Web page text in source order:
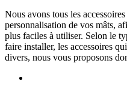
Nous avons tous les
personnalisation de vos mâts,
plus faciles à utiliser. Selon le
faire installer, les accessoires
divers, nous vous proposons